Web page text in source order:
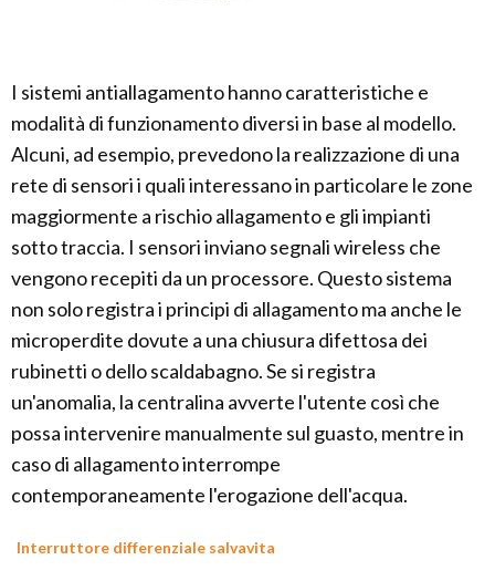
I sistemi antiallagamento hanno caratteristiche e
modalità di funzionamento diversi in base al modello.
Alcuni, ad esempio, prevedono la realizzazione di una
rete di sensori i quali interessano in particolare le zone
maggiormente a rischio allagamento e gli impianti
sotto traccia. I sensori inviano segnali wireless che
vengono recepiti da un processore. Questo sistema
non solo registra i principi di allagamento ma anche le
microperdite dovute a una chiusura difettosa dei
rubinetti o dello scaldabagno. Se si registra
un'anomalia, la centralina avverte l'utente così che
possa intervenire manualmente sul guasto, mentre in
caso di allagamento interrompe
contemporaneamente l'erogazione dell'acqua.
Interruttore differenziale salvavita